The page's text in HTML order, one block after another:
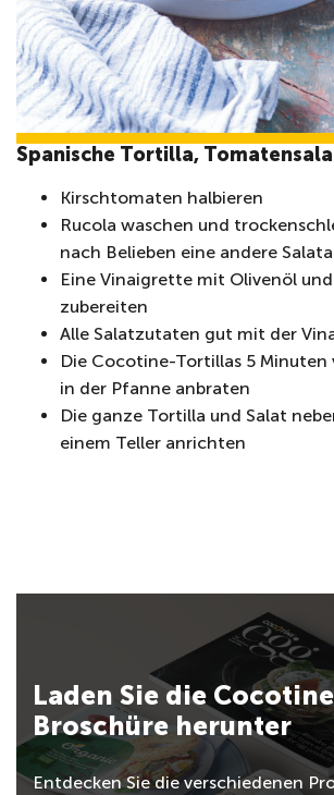
Spanische Tortilla,
Kirschtomaten halbieren
Rucola waschen und
nach Belieben eine andere
Eine Vinaigrette mit Olivenöl
zubereiten
Alle Salatzutaten gut mit der
Die Cocotine-Tortillas 5 Minuten
in der Pfanne anbraten
Die ganze Tortilla und Salat
einem Teller anrichten
Laden Sie die
Broschüre herunter
Entdecken Sie die verschiedenen